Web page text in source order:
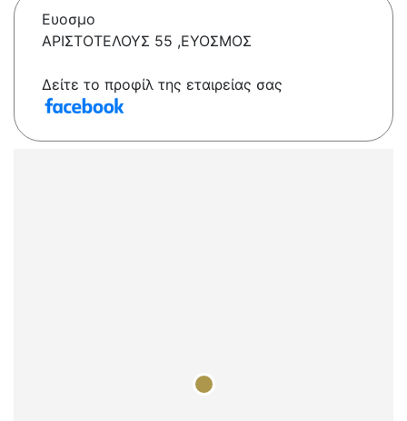
Ευοσμο
ΑΡΙΣΤΟΤΕΛΟΥΣ 55 ,ΕΥΟΣΜΟΣ
Δείτε το προφίλ της εταιρείας σας